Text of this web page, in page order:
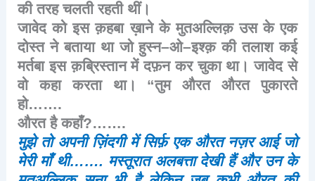
की तरह चलती रहती थीं।
जावेद को इस क़हबा ख़ाने के मुतअल्लिक़ उस के एक
दोस्त ने बताया था जो हुस्न–ओ–इश्क़ की तलाश कई
मर्तबा इस क़ब्रिस्तान में दफ़न कर चुका था। जावेद से
वो
कहा करता था। “तुम औरत औरत
पुकारते
हो…….
औरत है कहाँ?…….
मुझे तो अपनी ज़िंदगी में सिर्फ़ एक औरत नज़र आई जो
मेरी माँ थी……. मस्तूरात अलबत्ता देखी हैं और उन के